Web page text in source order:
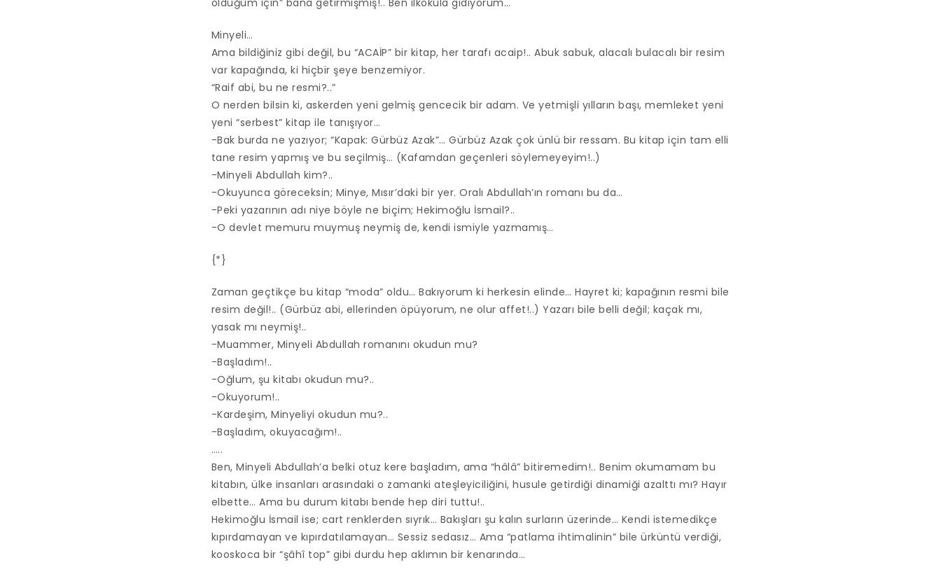
olduğum için” bana getirmişmiş!.. Ben ilkokula gidiyorum…
Minyeli…
Ama bildiğiniz gibi değil, bu “ACAİP” bir kitap, her tarafı acaip!.. Abuk sabuk, alacalı bulacalı bir resim
var kapağında, ki hiçbir şeye benzemiyor.
“Raif abi, bu ne resmi?..”
O nerden bilsin ki, askerden yeni gelmiş gencecik bir adam. Ve yetmişli yılların başı, memleket yeni
yeni “serbest” kitap ile tanışıyor…
-Bak burda ne yazıyor; “Kapak: Gürbüz Azak”… Gürbüz Azak çok ünlü bir ressam. Bu kitap için tam elli
tane resim yapmış ve bu seçilmiş… (Kafamdan geçenleri söylemeyeyim!..)
-Minyeli Abdullah kim?..
-Okuyunca göreceksin; Minye, Mısır’daki bir yer. Oralı Abdullah’ın romanı bu da…
-Peki yazarının adı niye böyle ne biçim; Hekimoğlu İsmail?..
-O devlet memuru muymuş neymiş de, kendi ismiyle yazmamış…
{*}
Zaman geçtikçe bu kitap “moda” oldu… Bakıyorum ki herkesin elinde… Hayret ki; kapağının resmi bile
resim değil!.. (Gürbüz abi, ellerinden öpüyorum, ne olur affet!..) Yazarı bile belli değil; kaçak mı,
yasak mı neymiş!..
-Muammer, Minyeli Abdullah romanını okudun mu?
-Başladım!..
-Oğlum, şu kitabı okudun mu?..
-Okuyorum!..
-Kardeşim, Minyeliyi okudun mu?..
-Başladım, okuyacağım!..
…..
Ben, Minyeli Abdullah’a belki otuz kere başladım, ama “hâlâ” bitiremedim!.. Benim okumamam bu
kitabın, ülke insanları arasındaki o zamanki ateşleyiciliğini, husule getirdiği dinamiği azalttı mı? Hayır
elbette… Ama bu durum kitabı bende hep diri tuttu!..
Hekimoğlu İsmail ise; cart renklerden sıyrık… Bakışları şu kalın surların üzerinde… Kendi istemedikçe
kıpırdamayan ve kıpırdatılamayan… Sessiz sedasız… Ama “patlama ihtimalinin” bile ürküntü verdiği,
kooskoca bir “şâhî top” gibi durdu hep aklımın bir kenarında…